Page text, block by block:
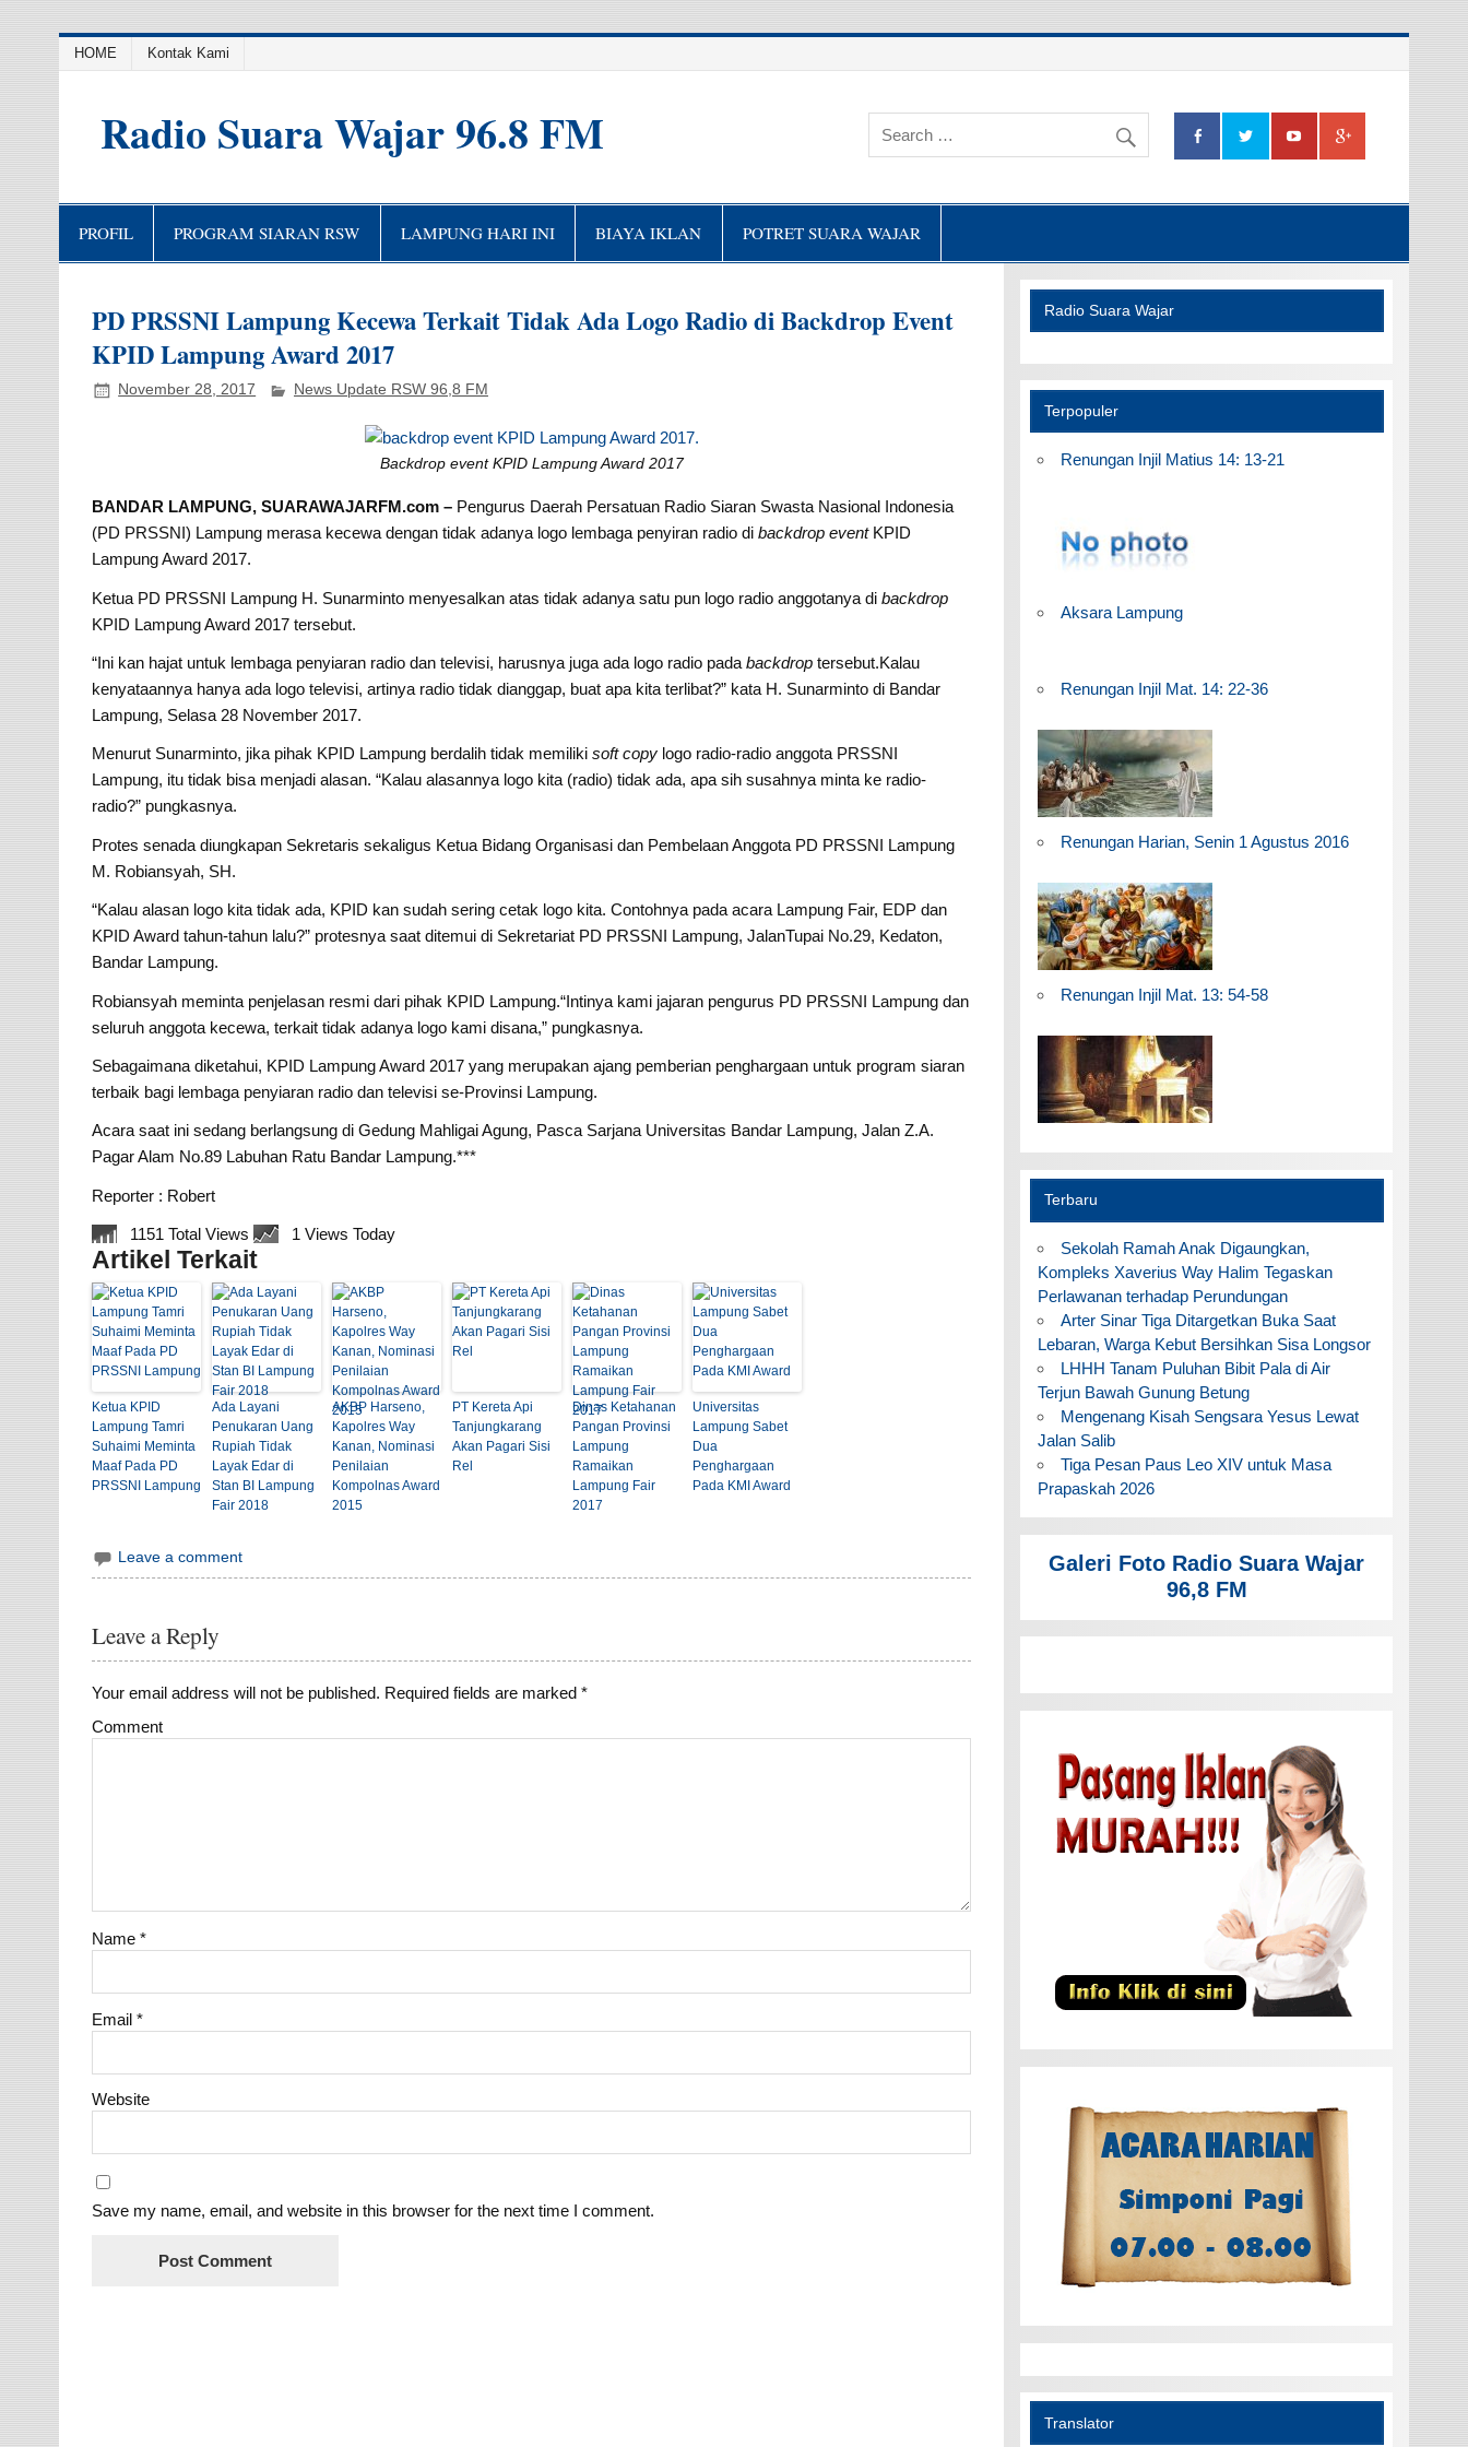
HOME Kontak Kami
Radio Suara Wajar 96.8 FM
PROFIL PROGRAM SIARAN RSW LAMPUNG HARI INI BIAYA IKLAN POTRET SUARA WAJAR
PD PRSSNI Lampung Kecewa Terkait Tidak Ada Logo Radio di Backdrop Event
KPID Lampung Award 2017
November 28, 2017 News Update RSW 96,8 FM
Backdrop event KPID Lampung Award 2017
BANDAR LAMPUNG, SUARAWAJARFM.com – Pengurus Daerah Persatuan Radio Siaran Swasta Nasional Indonesia
(PD PRSSNI) Lampung merasa kecewa dengan tidak adanya logo lembaga penyiran radio dibackdrop eventKPID
Lampung Award 2017.
Ketua PD PRSSNI Lampung H. Sunarminto menyesalkan atas tidak adanya satu pun logo radio anggotanya dibackdrop
KPID Lampung Award 2017 tersebut.
“Ini kan hajat untuk lembaga penyiaran radio dan televisi, harusnya juga ada logo radio padabackdrop tersebut.Kalau
kenyataannya hanya ada logo televisi, artinya radio tidak dianggap, buat apa kita terlibat?” kata H. Sunarminto di Bandar
Lampung, Selasa 28 November 2017.
Menurut Sunarminto, jika pihak KPID Lampung berdalih tidak memilikisoft copy logo radio-radio anggota PRSSNI
Lampung, itu tidak bisa menjadi alasan. “Kalau alasannya logo kita (radio) tidak ada, apa sih susahnya minta ke radio-
radio?” pungkasnya.
Protes senada diungkapan Sekretaris sekaligus Ketua Bidang Organisasi dan Pembelaan Anggota PD PRSSNI Lampung
M. Robiansyah, SH.
“Kalau alasan logo kita tidak ada, KPID kan sudah sering cetak logo kita. Contohnya pada acara Lampung Fair, EDP dan
KPID Award tahun-tahun lalu?” protesnya saat ditemui di Sekretariat PD PRSSNI Lampung, JalanTupai No.29, Kedaton,
Bandar Lampung.
Robiansyah meminta penjelasan resmi dari pihak KPID Lampung.“Intinya kami jajaran pengurus PD PRSSNI Lampung dan
seluruh anggota kecewa, terkait tidak adanya logo kami disana,” pungkasnya.
Sebagaimana diketahui, KPID Lampung Award 2017 yang merupakan ajang pemberian penghargaan untuk program siaran
terbaik bagi lembaga penyiaran radio dan televisi se-Provinsi Lampung.
Acara saat ini sedang berlangsung di Gedung Mahligai Agung, Pasca Sarjana Universitas Bandar Lampung, Jalan Z.A.
Pagar Alam No.89 Labuhan Ratu Bandar Lampung.***
Reporter : Robert
1151 Total Views 1 Views Today
Artikel Terkait
Ketua KPID
Lampung Tamri
Suhaimi Meminta
Maaf Pada PD
PRSSNI Lampung
Ada Layani
Penukaran Uang
Rupiah Tidak
Layak Edar di
Stan BI Lampung
Fair 2018
AKBP Harseno,
Kapolres Way
Kanan, Nominasi
Penilaian
Kompolnas Award
2015
PT Kereta Api
Tanjungkarang
Akan Pagari Sisi
Rel
Dinas Ketahanan
Pangan Provinsi
Lampung
Ramaikan
Lampung Fair
2017
Universitas
Lampung Sabet
Dua
Penghargaan
Pada KMI Award
Leave a comment
Leave a Reply
Your email address will not be published. Required fields are marked*
Comment
Name*
Email*
Website
Save my name, email, and website in this browser for the next time I comment.
Radio Suara Wajar
Terpopuler
Renungan Injil Matius 14: 13-21
Aksara Lampung
Renungan Injil Mat. 14: 22-36
Renungan Harian, Senin 1 Agustus 2016
Renungan Injil Mat. 13: 54-58
Terbaru
Sekolah Ramah Anak Digaungkan,
Kompleks Xaverius Way Halim Tegaskan
Perlawanan terhadap Perundungan
Arter Sinar Tiga Ditargetkan Buka Saat
Lebaran, Warga Kebut Bersihkan Sisa Longsor
LHHH Tanam Puluhan Bibit Pala di Air
Terjun Bawah Gunung Betung
Mengenang Kisah Sengsara Yesus Lewat
Jalan Salib
Tiga Pesan Paus Leo XIV untuk Masa
Prapaskah 2026
Galeri Foto Radio Suara Wajar
96,8 FM
Translator